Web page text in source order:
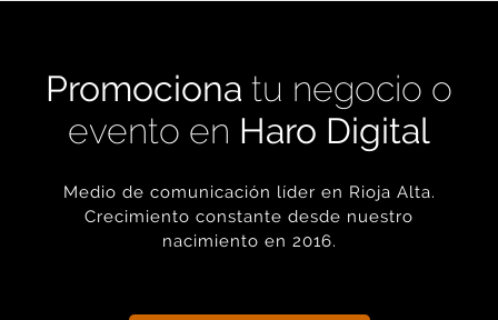
Promociona tu negocio o
evento en Haro Digital
Medio de comunicación líder en Rioja Alta.
Crecimiento constante desde nuestro
nacimiento en 2016.